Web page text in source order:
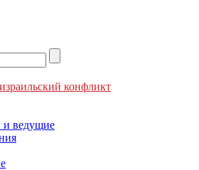
конфликт
ведущие